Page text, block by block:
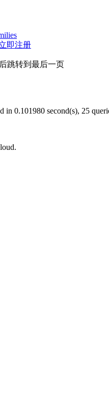
即注册
跳转到最后一页
in 0.101980 second(s), 25